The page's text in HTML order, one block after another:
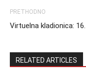
PRETHODNO
Virtuelna kladionica:
RELATED ARTICLES